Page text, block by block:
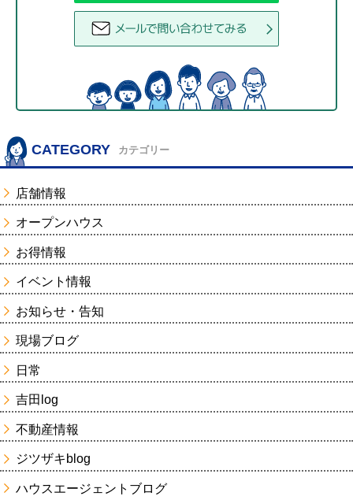
CATEGORY カテゴリー
店舗情報
オープンハウス
お得情報
イベント情報
お知らせ・告知
現場ブログ
日常
吉田log
不動産情報
ジツザキblog
ハウスエージェントブログ